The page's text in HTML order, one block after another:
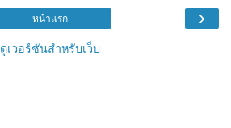
›
หน้าแรก
ดูเวอร์ชันสำหรับเว็บ